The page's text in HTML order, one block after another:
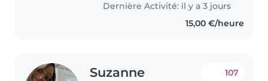
Dernière Activité: il y a 3 jours
15,00 €/heure
Suzanne 107